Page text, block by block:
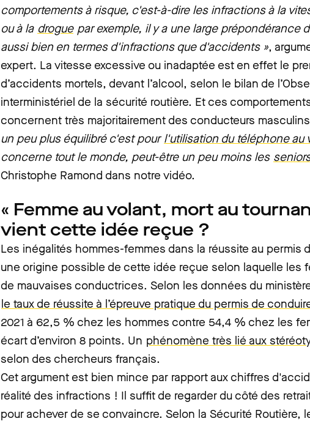
comportements à risque, c'est-à-dire les infractions à la
ou à la drogue par exemple, il y a une large prépondérance
aussi bien en termes d'infractions que d'accidents »,
expert. La vitesse excessive ou inadaptée est en effet le
d’accidents mortels, devant l’alcool, selon le bilan de
interministériel de la sécurité routière. Et ces
concernent très majoritairement des conducteurs
un peu plus équilibré c'est pour l'utilisation du téléphone au
concerne tout le monde, peut-être un peu moins les
Christophe Ramond dans notre vidéo.
« Femme au volant, mort au
vient cette idée reçue ?
Les inégalités hommes-femmes dans la réussite au permis
une origine possible de cette idée reçue selon laquelle les
de mauvaises conductrices. Selon les données du
le taux de réussite à l’épreuve pratique du permis de
2021 à 62,5 % chez les hommes contre 54,4 % chez les
écart d’environ 8 points. Un phénomène très lié aux
selon des chercheurs français.
Cet argument est bien mince par rapport aux chiffres
réalité des infractions ! Il suffit de regarder du côté des
pour achever de se convaincre. Selon la Sécurité Routière,